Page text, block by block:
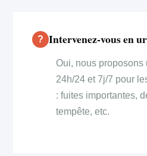
Intervenez-vous en
Oui, nous proposons
24h/24 et 7j/7 pour
: fuites importantes,
tempête, etc.